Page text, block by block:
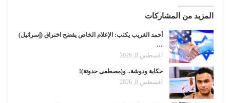
المزيد من المشاركات
أحمد الغريب يكتب: الإعلام الخاص يفضح اختراق (إسرائيل)
…
أغسطس 8, 2026
حكاية ودوشة.. و(مصطفى حدوتة)!
أغسطس 8, 2026